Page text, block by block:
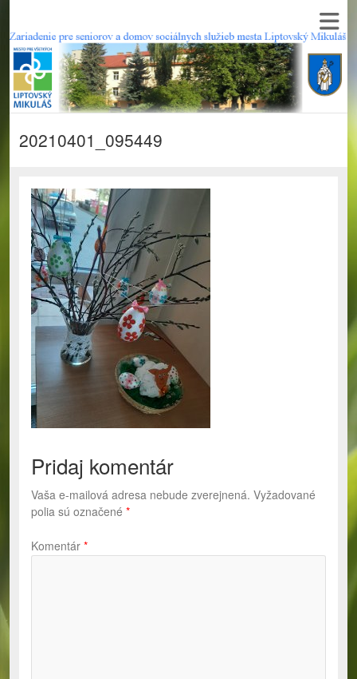
20210401_095449
Pridaj komentár
Vaša e-mailová adresa nebude zverejnená. Vyžadované
polia sú označené *
Komentár *